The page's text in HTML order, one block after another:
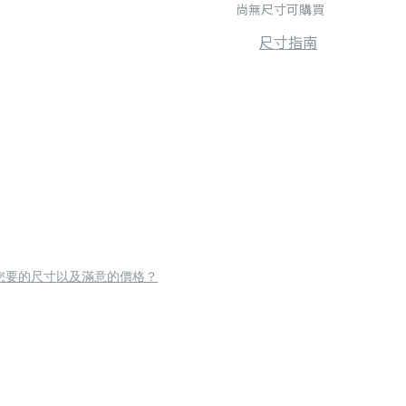
尚無尺寸可購買
尺寸指南
要的尺寸以及滿意的價格？